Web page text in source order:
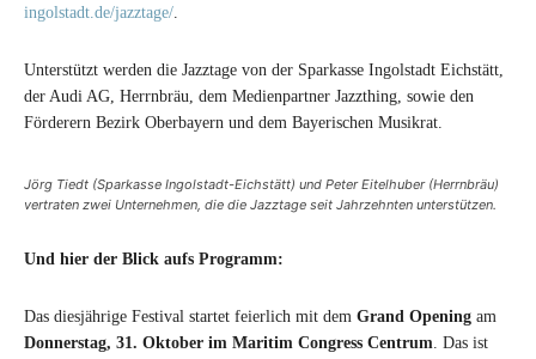
ingolstadt.de/jazztage/.
Unterstützt werden die Jazztage von der Sparkasse Ingolstadt Eichstätt,
der Audi AG, Herrnbräu, dem Medienpartner Jazzthing, sowie den
Förderern Bezirk Oberbayern und dem Bayerischen Musikrat.
Jörg Tiedt (Sparkasse Ingolstadt-Eichstätt) und Peter Eitelhuber (Herrnbräu)
vertraten zwei Unternehmen, die die Jazztage seit Jahrzehnten unterstützen.
Und hier der Blick aufs Programm:
Das diesjährige Festival startet feierlich mit dem Grand Opening am
Donnerstag, 31. Oktober im Maritim Congress Centrum. Das ist